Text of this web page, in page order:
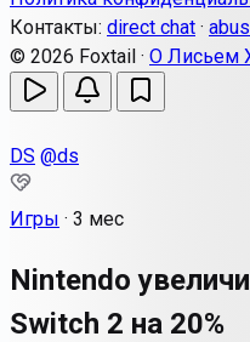
Контакты: direct chat ·
© 2026 Foxtail · О Лисьем
DS @ds
Игры · 3 мес
Nintendo
Switch 2 на 20%